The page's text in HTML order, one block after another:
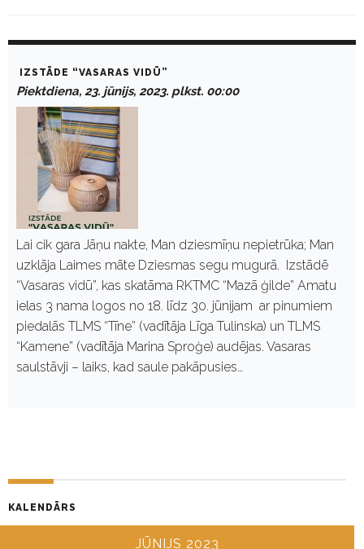
IZSTĀDE “VASARAS VIDŪ”
Piektdiena, 23. jūnijs, 2023. plkst. 00:00
Lai cik gara Jāņu nakte, Man dziesmīņu nepietrūka; Man
uzklāja Laimes māte Dziesmas segu mugurā. Izstādē
“Vasaras vidū”, kas skatāma RKTMC “Mazā ģilde” Amatu
ielas 3 nama logos no 18. līdz 30. jūnijam ar pinumiem
piedalās TLMS “Tīne” (vadītāja Līga Tulinska) un TLMS
“Kamene” (vadītāja Marina Sproģe) audējas. Vasaras
saulstāvji – laiks, kad saule pakāpusies…
KALENDĀRS
JŪNIJS 2023